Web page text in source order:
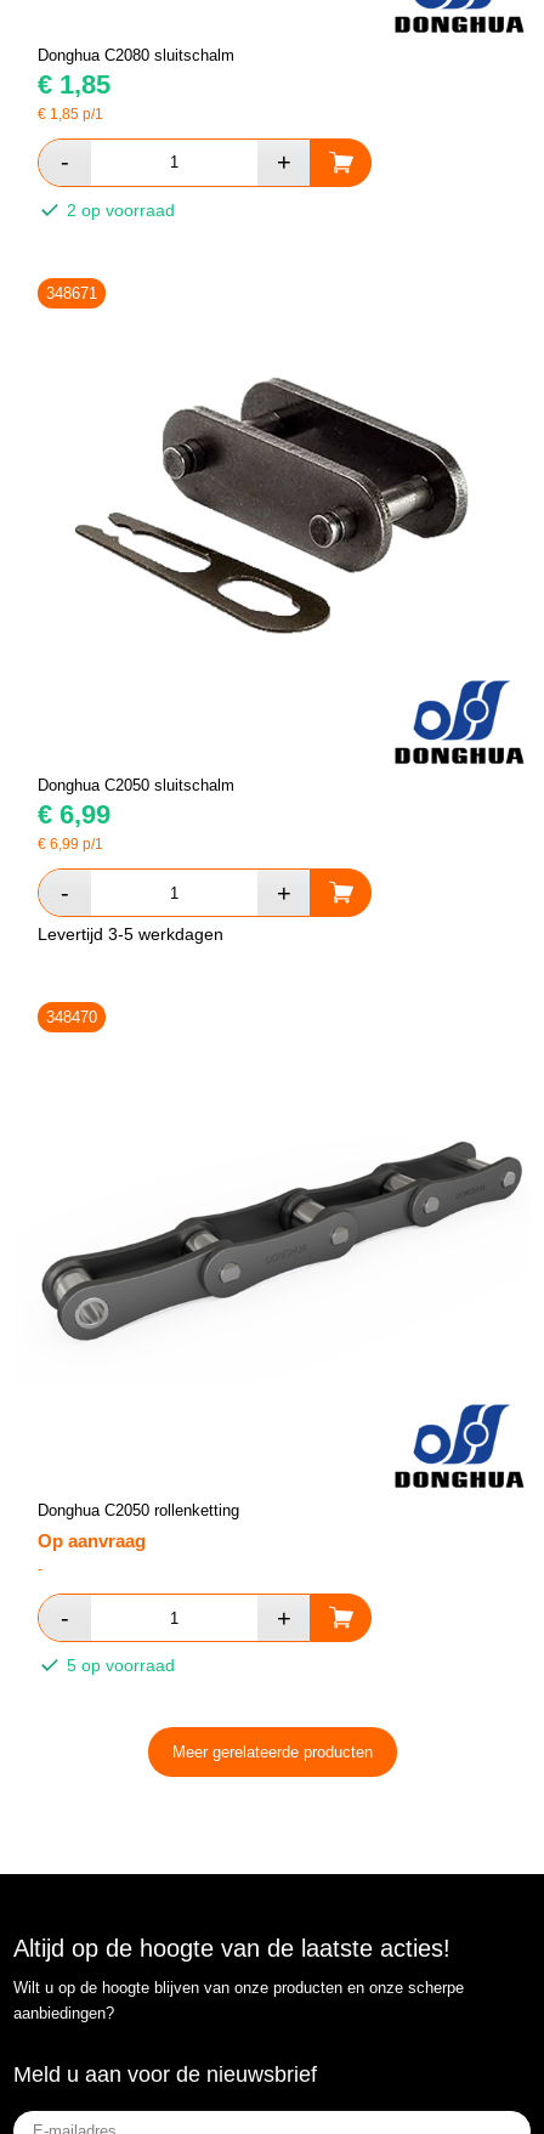
Donghua C2080 sluitschalm
€ 1,85
€ 1,85 p/1
2 op voorraad
348671
Donghua C2050 sluitschalm
€ 6,99
€6,99 p/1
Levertijd 3-5 werkdagen
348470
Donghua C2050 rollenketting
Op aanvraag
-
5 op voorraad
Meer gerelateerde producten
Altijd op de hoogte van de laatste acties!
Wilt u op de hoogte blijven van onze producten en onze scherpe
aanbiedingen?
Meld u aan voor de nieuwsbrief
E-